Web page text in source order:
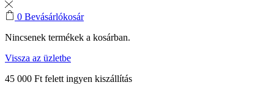
0 Bevásárlókosár
Nincsenek termékek a kosárban.
Vissza az üzletbe
45 000 Ft felett ingyen kiszállítás